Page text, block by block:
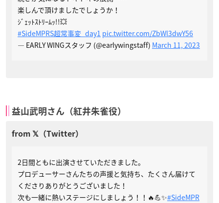
楽しんで頂けましたでしょうか！
ｼﾞｪｯﾄｽﾄﾘｰﾑｯ!!💥
#SideMPRS超常事変_day1 pic.twitter.com/ZbWl3dwY56
— EARLY WINGスタッフ (@earlywingstaff) March 11, 2023
益山武明さん（紅井朱雀役）
2日間ともに出演させていただきました。
プロデューサーさんたちの声援と気持ち、たくさん届けて
くださりありがとうございました！
次も一緒に熱いステージにしましょう！！🔥💪✨#SideMPR